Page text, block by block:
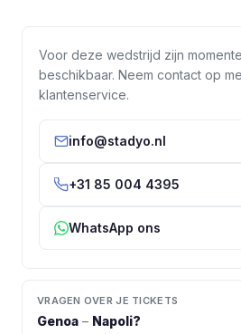
Voor deze wedstrijd zijn
beschikbaar. Neem contact op
klantenservice.
info@stadyo.nl
+31 85 004 4395
WhatsApp ons
VRAGEN OVER JE TICKETS
Genoa – Napoli?